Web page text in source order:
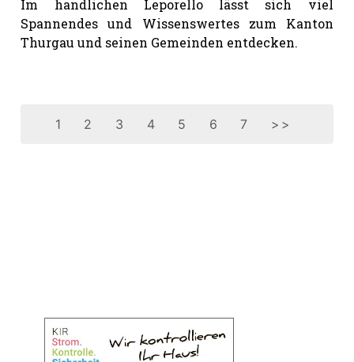
Im handlichen Leporello lässt sich viel
Spannendes und Wissenswertes zum Kanton
Thurgau und seinen Gemeinden entdecken.
1 2 3 4 5 6 7 >>